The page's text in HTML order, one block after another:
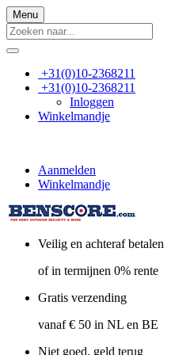
Menu
+31(0)10-2368211
+31(0)10-2368211
Inloggen
Winkelmandje
Aanmelden
Winkelmandje
Veilig en achteraf betalen
of in termijnen 0% rente
Gratis verzending
vanaf € 50 in NL en BE
Niet goed, geld terug